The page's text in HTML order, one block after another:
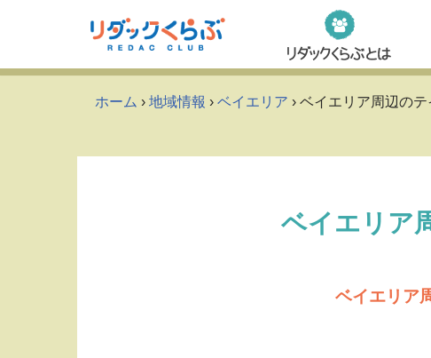
to
ホーム › 地域情報 › ベイエリア › ベイエリア周辺の
ベイエリア
ベイエリア